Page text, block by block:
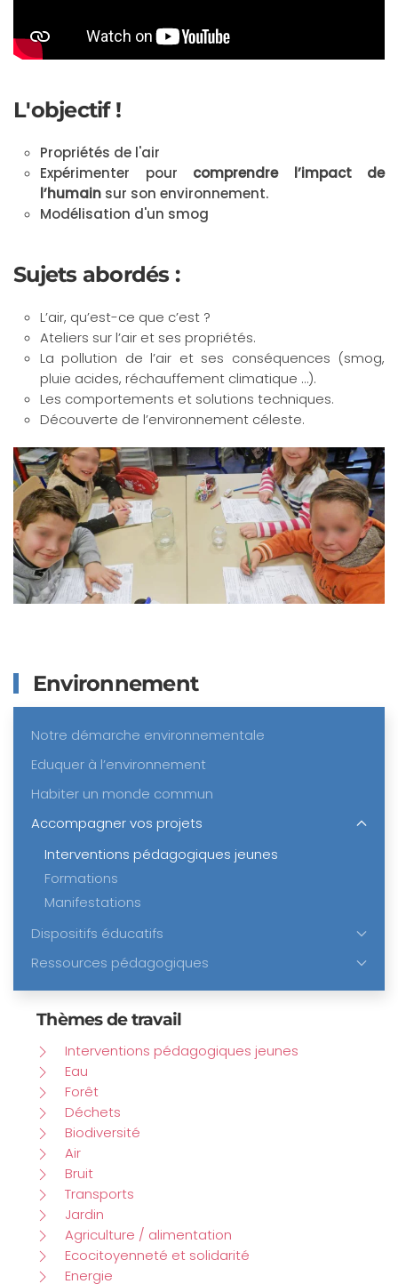
L'objectif !
Propriétés de l'air
Expérimenter pour comprendre l’impact de
l’humain sur son environnement.
Modélisation d'un smog
Sujets abordés :
L’air, qu’est-ce que c’est ?
Ateliers sur l’air et ses propriétés.
La pollution de l’air et ses conséquences (smog,
pluie acides, réchauffement climatique …).
Les comportements et solutions techniques.
Découverte de l’environnement céleste.
Environnement
Notre démarche environnementale
Eduquer à l’environnement
Habiter un monde commun
Accompagner vos projets
Interventions pédagogiques jeunes
Formations
Manifestations
Dispositifs éducatifs
Ressources pédagogiques
Thèmes de travail
Interventions pédagogiques jeunes
Eau
Forêt
Déchets
Biodiversité
Air
Bruit
Transports
Jardin
Agriculture / alimentation
Ecocitoyenneté et solidarité
Energie